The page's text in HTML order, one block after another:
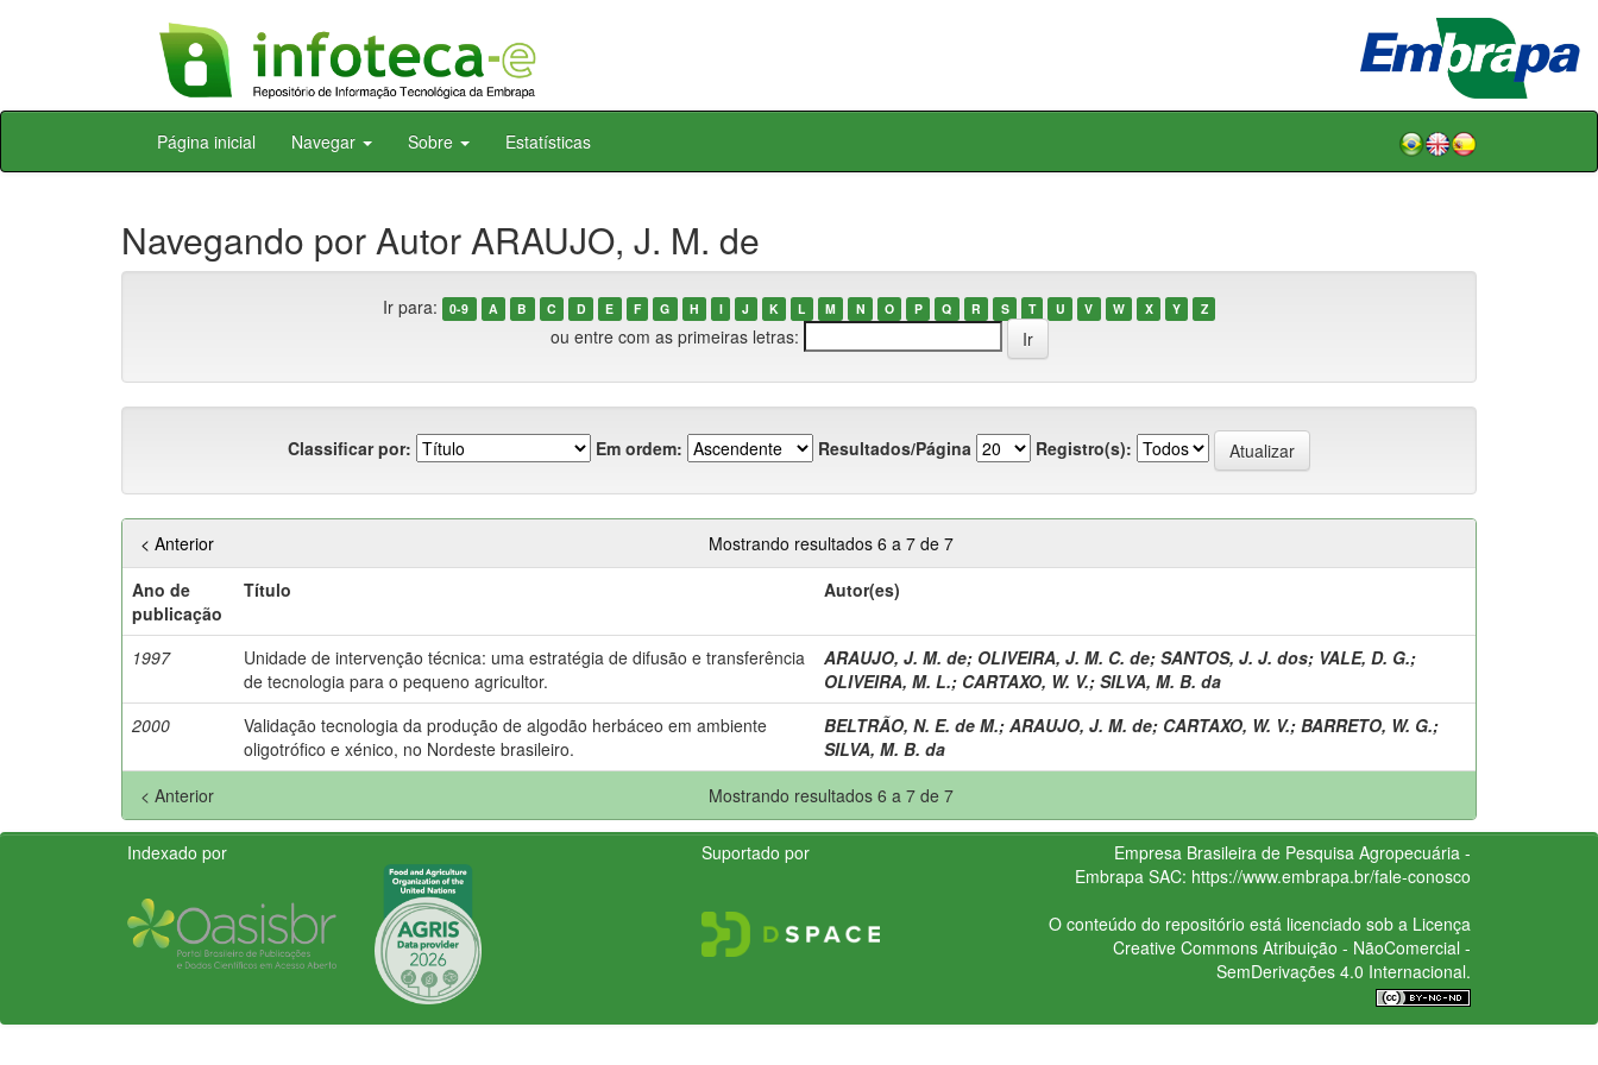
Skip
Página inicial Navegar Sobre Estatísticas
Navegando por Autor ARAUJO, J. M. de
Ir para: 0-9 A B C D E F G H I J K L M N O P Q R S T U V W X Y Z
ou entre com as primeiras letras:
Classificar por: Em ordem: Resultados/Página Registro(s):
Mostrando resultados 6 a 7 de 7
< Anterior
Ano de
publicação
Título Autor(es)
1997
Unidade de intervenção técnica: uma estratégia de difusão e transferência
de tecnologia para o pequeno agricultor.
ARAUJO, J. M. de; OLIVEIRA, J. M. C. de; SANTOS, J. J. dos; VALE, D. G.;
OLIVEIRA, M. L.; CARTAXO, W. V.; SILVA, M. B. da
2000
Validação tecnologia da produção de algodão herbáceo em ambiente
oligotrófico e xénico, no Nordeste brasileiro.
BELTRÃO, N. E. de M.; ARAUJO, J. M. de; CARTAXO, W. V.; BARRETO, W. G.;
SILVA, M. B. da
Mostrando resultados 6 a 7 de 7
< Anterior
Indexado por Suportado por
Empresa Brasileira de Pesquisa Agropecuária -
Embrapa SAC: https://www.embrapa.br/fale-conosco
O conteúdo do repositório está licenciado sob a Licença
Creative CommonsAtribuição - NãoComercial -
SemDerivações 4.0 Internacional.